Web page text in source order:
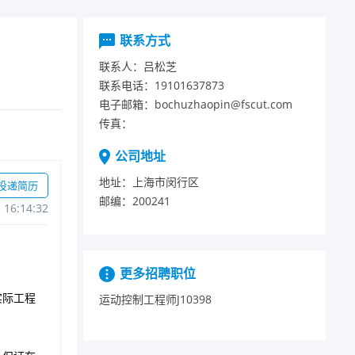
递简历
工程
联系方式
联系人： 吕松芝
联系电话： 19101637873
电子邮箱： bochuzhaopin@fscut.com
传真：
公司地址
地址：
上海市闵行区
邮编： 200241
更多招聘职位
运动控制工程师J10398